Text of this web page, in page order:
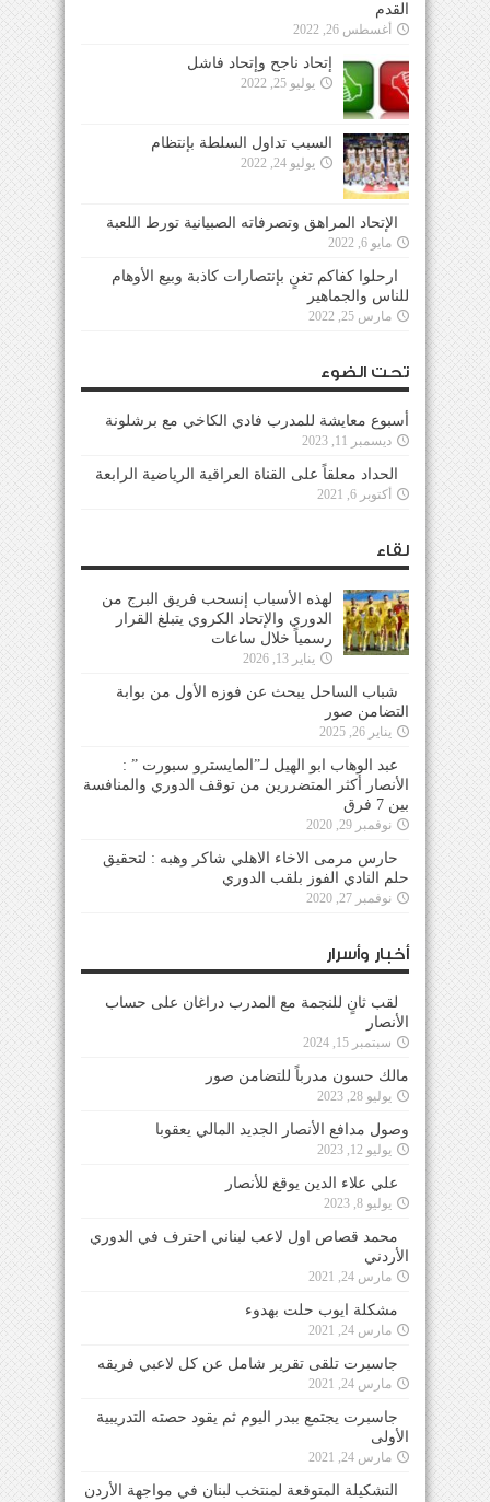
القدم
أغسطس 26, 2022
إتحاد ناجح وإتحاد فاشل
يوليو 25, 2022
السبب تداول السلطة بإنتظام
يوليو 24, 2022
الإتحاد المراهق وتصرفاته الصبيانية تورط اللعبة
مايو 6, 2022
ارحلوا كفاكم تغنٍ بإنتصارات كاذبة وبيع الأوهام
للناس والجماهير
مارس 25, 2022
تحت الضوء
أسبوع معايشة للمدرب فادي الكاخي مع برشلونة
ديسمبر 11, 2023
الحداد معلقاً على القناة العراقية الرياضية الرابعة
أكتوبر 6, 2021
لقاء
لهذه الأسباب إنسحب فريق البرج من
الدوري والإتحاد الكروي يتبلغ القرار
رسمياً خلال ساعات
يناير 13, 2026
شباب الساحل يبحث عن فوزه الأول من بوابة
التضامن صور
يناير 26, 2025
عبد الوهاب ابو الهيل لـ”المايسترو سبورت ” :
الأنصار أكثر المتضررين من توقف الدوري والمنافسة
بين 7 فرق
نوفمبر 29, 2020
حارس مرمى الاخاء الاهلي شاكر وهبه : لتحقيق
حلم النادي الفوز بلقب الدوري
نوفمبر 27, 2020
أخبار وأسرار
لقب ثانٍ للنجمة مع المدرب دراغان على حساب
الأنصار
سبتمبر 15, 2024
مالك حسون مدرباً للتضامن صور
يوليو 28, 2023
وصول مدافع الأنصار الجديد المالي يعقوبا
يوليو 12, 2023
علي علاء الدين يوقع للأنصار
يوليو 8, 2023
محمد قصاص اول لاعب لبناني احترف في الدوري
الأردني
مارس 24, 2021
مشكلة ايوب حلت بهدوء
مارس 24, 2021
جاسبرت تلقى تقرير شامل عن كل لاعبي فريقه
مارس 24, 2021
جاسبرت يجتمع ببدر اليوم ثم يقود حصته التدريبية
الأولى
مارس 24, 2021
التشكيلة المتوقعة لمنتخب لبنان في مواجهة الأردن